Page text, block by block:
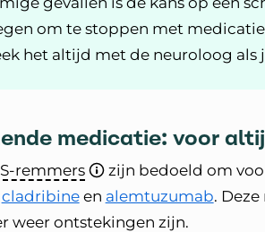
om te stoppen met
het altijd met de neuroloog
medicatie: voor
remmers
zijn bedoeld om
cladribineen alemtuzumab.
weer ontstekingen zijn.